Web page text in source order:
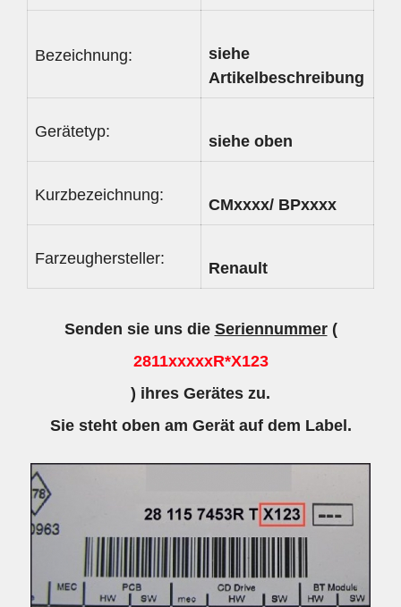
Bezeichnung:
siehe
Artikelbeschreibung
Gerätetyp:
siehe oben
Kurzbezeichnung:
CMxxxx/ BPxxxx
Farzeughersteller:
Renault
Senden sie uns die Seriennummer(
2811xxxxxR*X123
) ihres Gerätes zu.
Sie steht oben am Gerät auf dem Label.